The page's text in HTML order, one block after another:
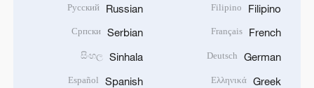
Filipino
Filipino
French
Français
German
Deutsch
Greek
Ελληνικά
Russian
Русский
Serbian
Српски
Sinhala
සිංහල
Spanish
Español